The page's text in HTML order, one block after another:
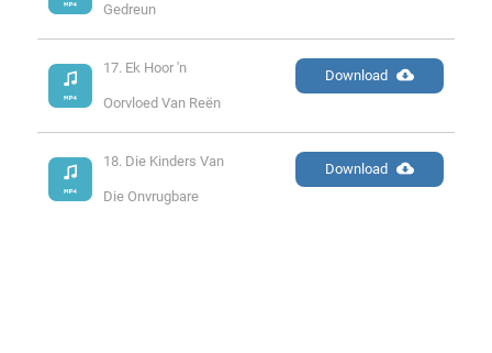
Gedreun
17. Ek Hoor 'n
Oorvloed Van Reën
Download
18. Die Kinders Van
Die Onvrugbare
Download